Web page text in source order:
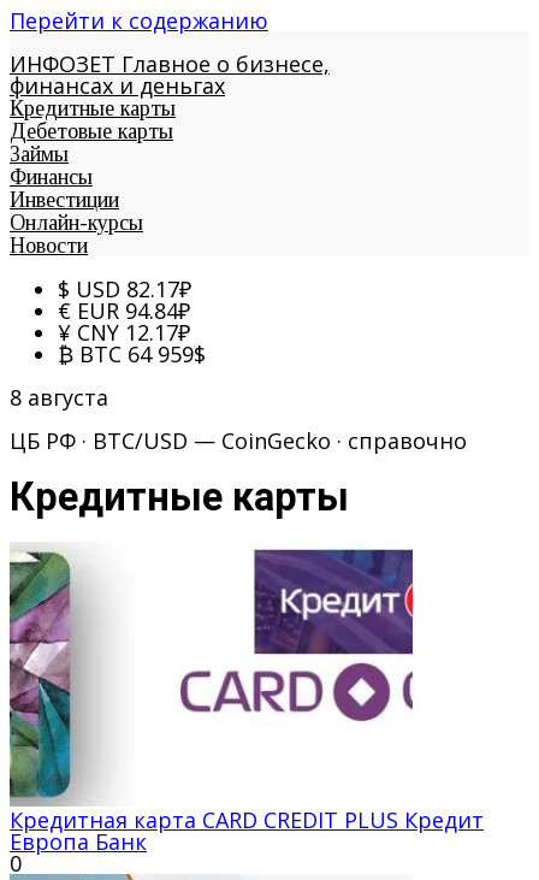
Перейти к содержанию
ИНФОЗЕТ Главное о бизнесе,
финансах и деньгах
Кредитные карты
Дебетовые карты
Займы
Финансы
Инвестиции
Онлайн-курсы
Новости
$ USD 82.17₽
€ EUR 94.84₽
¥ CNY 12.17₽
₿ BTC 64 959$
8 августа
ЦБ РФ · BTC/USD — CoinGecko · справочно
Кредитные карты
Кредитная карта CARD CREDIT PLUS Кредит
Европа Банк
0